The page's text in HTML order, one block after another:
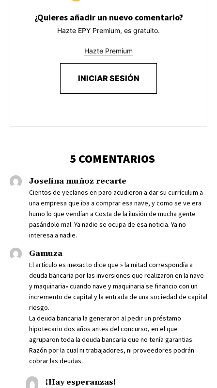
¿Quieres añadir un nuevo comentario?
Hazte EPY Premium, es gratuito.
Hazte Premium
INICIAR SESIÓN
5 COMENTARIOS
Josefina muñoz recarte
Cientos de yeclanos en paro acudieron a dar su currículum a
una empresa que iba a comprar esa nave, y como se ve era
humo lo que vendían a Costa de la ilusión de mucha gente
pasándolo mal. Ya nadie se ocupa de esa noticia. Ya no
interesa a nadie.
Gamuza
El artículo es inexacto dice que » la mitad correspondía a
deuda bancaria por las inversiones que realizaron en la nave
y maquinaria» cuando nave y maquinaria se financio con un
incremento de capital y la entrada de una sociedad de capital
riesgo.
La deuda bancaria la generaron al pedir un préstamo
hipotecario dos años antes del concurso, en el que
agruparon toda la deuda bancaria que no tenía garantias.
Razón por la cual ni trabajadores, ni proveedores podrán
cobrar las deudas.
¡Hay esperanzas!